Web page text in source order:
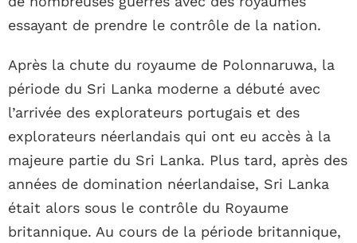
essayant de prendre le contrôle de la nation.
Après la chute du royaume de Polonnaruwa, la
période du Sri Lanka moderne a débuté avec
l’arrivée des explorateurs portugais et des
explorateurs néerlandais qui ont eu accès à la
majeure partie du Sri Lanka. Plus tard, après des
années de domination néerlandaise, Sri Lanka
était alors sous le contrôle du Royaume
britannique. Au cours de la période britannique,